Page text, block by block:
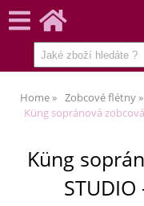
Home Zobcové flétny
Küng sopránová
Küng